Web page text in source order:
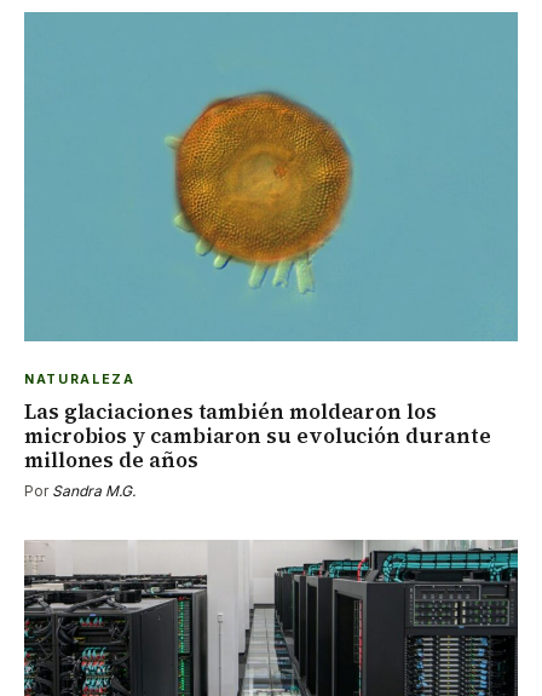
NATURALEZA
Las glaciaciones también moldearon los
microbios y cambiaron su evolución durante
millones de años
Por Sandra M.G.